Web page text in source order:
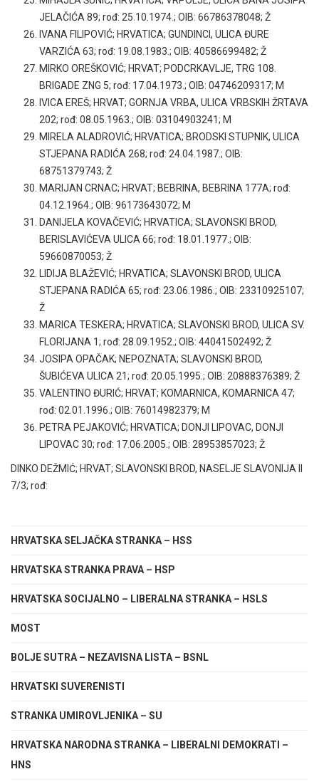
JELAČIĆA 89; rođ: 25.10.1974.; OIB: 66786378048; Ž
IVANA FILIPOVIĆ; HRVATICA; GUNDINCI, ULICA ĐURE
VARZIĆA 63; rođ: 19.08.1983.; OIB: 40586699482; Ž
MIRKO OREŠKOVIĆ; HRVAT; PODCRKAVLJE, TRG 108.
BRIGADE ZNG 5; rođ: 17.04.1973.; OIB: 04746209317; M
IVICA EREŠ; HRVAT; GORNJA VRBA, ULICA VRBSKIH ŽRTAVA
202; rođ: 08.05.1963.; OIB: 03104903241; M
MIRELA ALADROVIĆ; HRVATICA; BRODSKI STUPNIK, ULICA
STJEPANA RADIĆA 268; rođ: 24.04.1987.; OIB:
68751379743; Ž
MARIJAN CRNAC; HRVAT; BEBRINA, BEBRINA 177A; rođ:
04.12.1964.; OIB: 96173643072; M
DANIJELA KOVAČEVIĆ; HRVATICA; SLAVONSKI BROD,
BERISLAVIĆEVA ULICA 66; rođ: 18.01.1977.; OIB:
59660870053; Ž
LIDIJA BLAŽEVIĆ; HRVATICA; SLAVONSKI BROD, ULICA
STJEPANA RADIĆA 65; rođ: 23.06.1986.; OIB: 23310925107;
Ž
MARICA TESKERA; HRVATICA; SLAVONSKI BROD, ULICA SV.
FLORIJANA 1; rođ: 28.09.1952.; OIB: 44041502492; Ž
JOSIPA OPAČAK; NEPOZNATA; SLAVONSKI BROD,
ŠUBIĆEVA ULICA 21; rođ: 20.05.1995.; OIB: 20888376389; Ž
VALENTINO ĐURIĆ; HRVAT; KOMARNICA, KOMARNICA 47;
rođ: 02.01.1996.; OIB: 76014982379; M
PETRA PEJAKOVIĆ; HRVATICA; DONJI LIPOVAC, DONJI
LIPOVAC 30; rođ: 17.06.2005.; OIB: 28953857023; Ž
DINKO DEŽMIĆ; HRVAT; SLAVONSKI BROD, NASELJE SLAVONIJA II
7/3; rođ:
HRVATSKA SELJAČKA STRANKA – HSS
HRVATSKA STRANKA PRAVA – HSP
HRVATSKA SOCIJALNO – LIBERALNA STRANKA – HSLS
MOST
BOLJE SUTRA – NEZAVISNA LISTA – BSNL
HRVATSKI SUVERENISTI
STRANKA UMIROVLJENIKA – SU
HRVATSKA NARODNA STRANKA – LIBERALNI DEMOKRATI –
HNS